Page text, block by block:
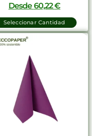
Desde60,22€
Seleccionar Cantidad